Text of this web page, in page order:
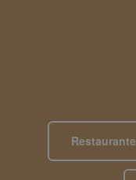
Restaurante